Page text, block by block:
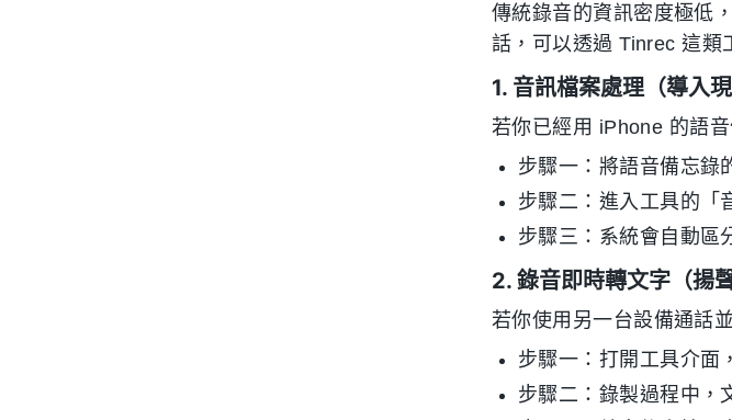
傳統錄音的資訊密度極低
話，可以透過 Tinrec 這
1. 音訊檔案處理（導入
若你已經用 iPhone 的語音
步驟一：將語音備忘錄
步驟二：進入工具的「
步驟三：系統會自動區
2. 錄音即時轉文字（揚
若你使用另一台設備通話
步驟一：打開工具介面
步驟二：錄製過程中，